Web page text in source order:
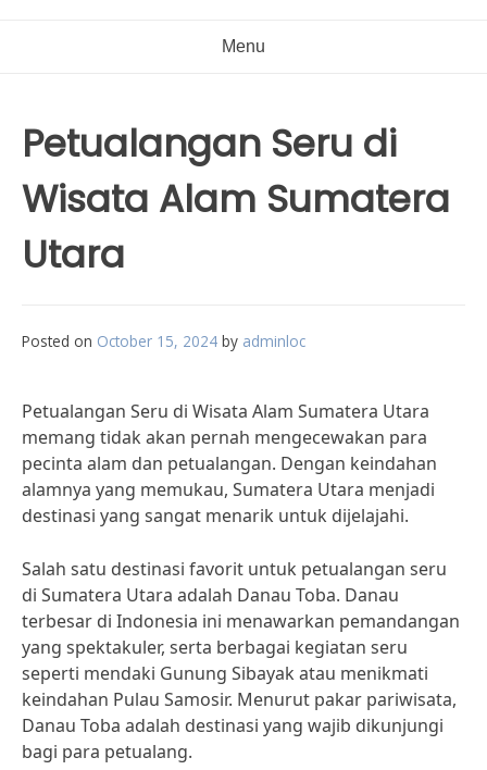
Menu
Petualangan Seru di
Wisata Alam Sumatera
Utara
Posted on October 15, 2024 by adminloc
Petualangan Seru di Wisata Alam Sumatera Utara
memang tidak akan pernah mengecewakan para
pecinta alam dan petualangan. Dengan keindahan
alamnya yang memukau, Sumatera Utara menjadi
destinasi yang sangat menarik untuk dijelajahi.
Salah satu destinasi favorit untuk petualangan seru
di Sumatera Utara adalah Danau Toba. Danau
terbesar di Indonesia ini menawarkan pemandangan
yang spektakuler, serta berbagai kegiatan seru
seperti mendaki Gunung Sibayak atau menikmati
keindahan Pulau Samosir. Menurut pakar pariwisata,
Danau Toba adalah destinasi yang wajib dikunjungi
bagi para petualang.